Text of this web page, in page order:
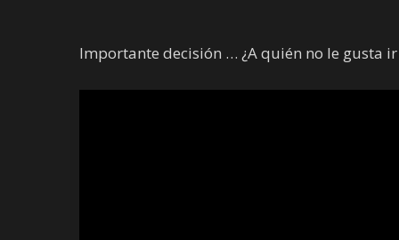
Importante decisión … ¿A quién no le gusta